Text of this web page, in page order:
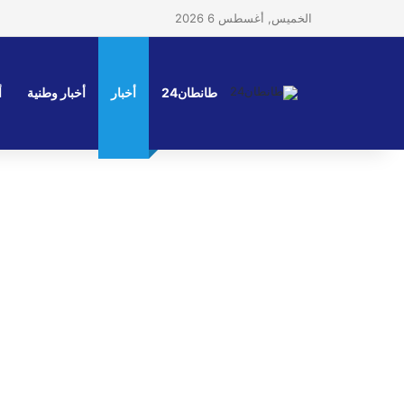
الخميس, أغسطس 6 2026
طانطان24 أخبار أخبار وطنية